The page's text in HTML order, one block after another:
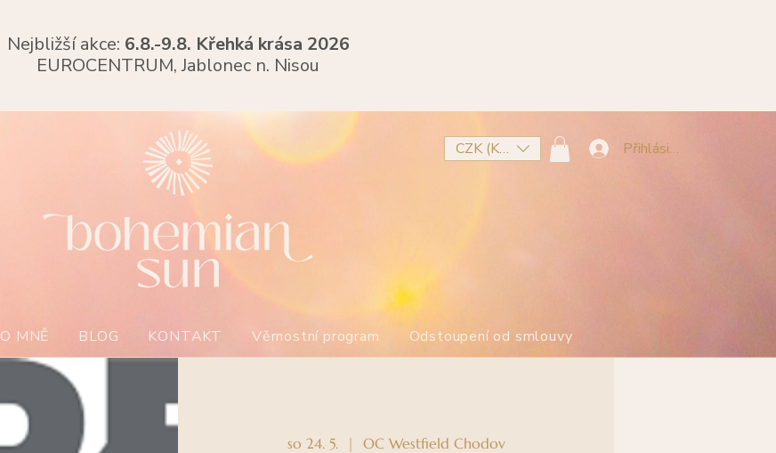
Nejbližší akce: 6.8.-9.8. Křehká krása 2026
EUROCENTRUM, Jablonec n. Nisou
CZK (Kč) Přihlásit se
O MNĚ BLOG KONTAKT Věrnostní program Odstoupení od smlouvy
so 24. 5.
  |
OC Westfield Chodov